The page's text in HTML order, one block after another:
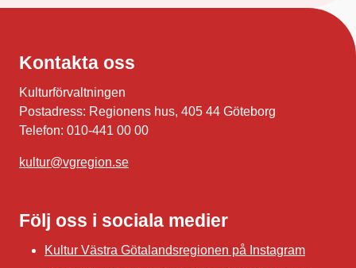
Kontakta oss
Kulturförvaltningen
Postadress: Regionens hus, 405 44 Göteborg
Telefon: 010-441 00 00
kultur@vgregion.se
Följ oss i sociala medier
Kultur Västra Götalandsregionen på Instagram